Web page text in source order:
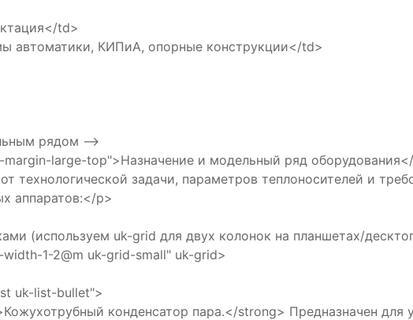
td>
КИПиА, опорные конструкции</td>
рядом -->
margin-large-top">Назначение и модельный ряд
технологической задачи, параметров теплоносителей и
аппаратов:</p>
(используем uk-grid для двух колонок на планшетах/
1-2@m uk-grid-small" uk-grid>
list-bullet">
конденсатор пара.</strong> Предназначен для